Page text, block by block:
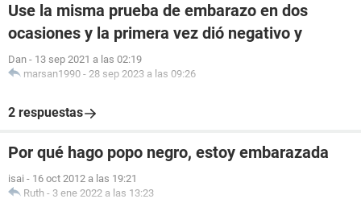
Use la misma prueba de embarazo en dos
ocasiones y la primera vez dió negativo y
Dan - 13 sep 2021 a las 02:19
marsan1990 - 28 sep 2023 a las 09:26
2 respuestas
Por qué hago popo negro, estoy embarazada
isai - 16 oct 2012 a las 19:21
Ruth - 3 ene 2022 a las 13:23